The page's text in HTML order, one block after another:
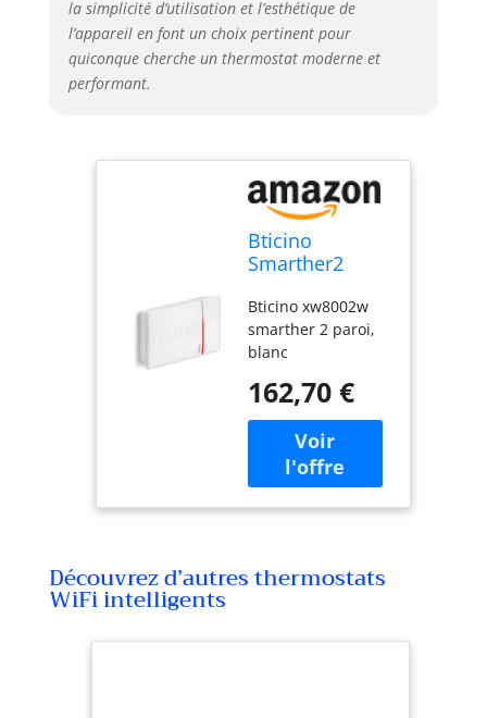
la simplicité d’utilisation et l’esthétique de
l’appareil en font un choix pertinent pour
quiconque cherche un thermostat moderne et
performant.
Bticino
Smarther2
WiFi Intelligent
avec Netatmo
XW8002W,
Mural, Blanc -
Version
Professionnelle
Bticino xw8002w
smarther 2 paroi,
blanc
162,70 €
Découvrez d’autres thermostats
WiFi intelligents